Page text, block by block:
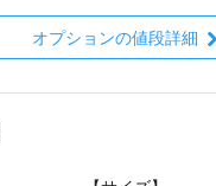
オプションの値段詳細